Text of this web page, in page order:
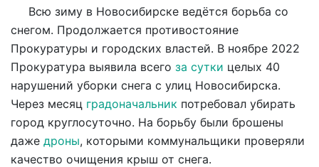
Всю зиму в Новосибирске ведётся борьба со
снегом. Продолжается противостояние
Прокуратуры и городских властей. В ноябре 2022
Прокуратура выявила всего за сутки целых 40
нарушений уборки снега с улиц Новосибирска.
Через месяц градоначальник потребовал убирать
город круглосуточно. На борьбу были брошены
даже дроны, которыми коммунальщики проверяли
качество очищения крыш от снега.